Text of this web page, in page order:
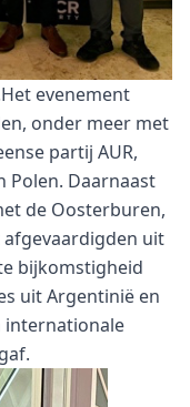
evenement
onder meer met
partij AUR,
Polen. Daarnaast
de Oosterburen,
afgevaardigden uit
bijkomstigheid
uit Argentinië en
internationale